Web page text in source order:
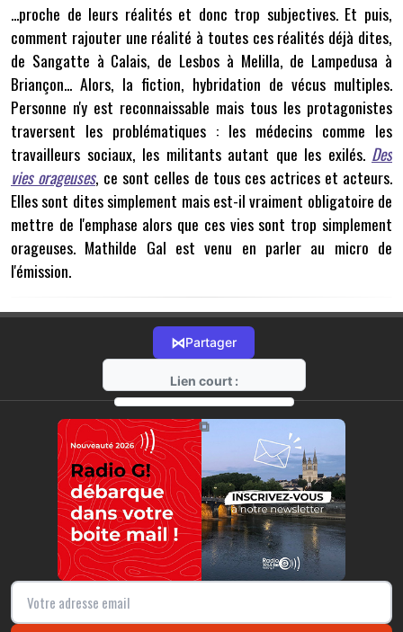
...proche de leurs réalités et donc trop subjectives. Et puis,
comment rajouter une réalité à toutes ces réalités déjà dites,
de Sangatte à Calais, de Lesbos à Melilla, de Lampedusa à
Briançon... Alors, la fiction, hybridation de vécus multiples.
Personne n'y est reconnaissable mais tous les protagonistes
traversent les problématiques : les médecins comme les
travailleurs sociaux, les militants autant que les exilés. Des
vies orageuses, ce sont celles de tous ces actrices et acteurs.
Elles sont dites simplement mais est-il vraiment obligatoire de
mettre de l'emphase alors que ces vies sont trop simplement
orageuses. Mathilde Gal est venu en parler au micro de
l'émission.
⋈Partager
Lien court :
https://radio-g.fr?17980
⧉